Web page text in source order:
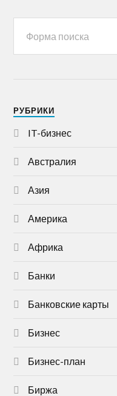
РУБРИКИ
IT-бизнес
Австралия
Азия
Америка
Африка
Банки
Банковские карты
Бизнес
Бизнес-план
Биржа